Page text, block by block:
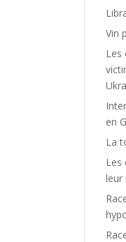
Vin
Les
en
La
Les
leur